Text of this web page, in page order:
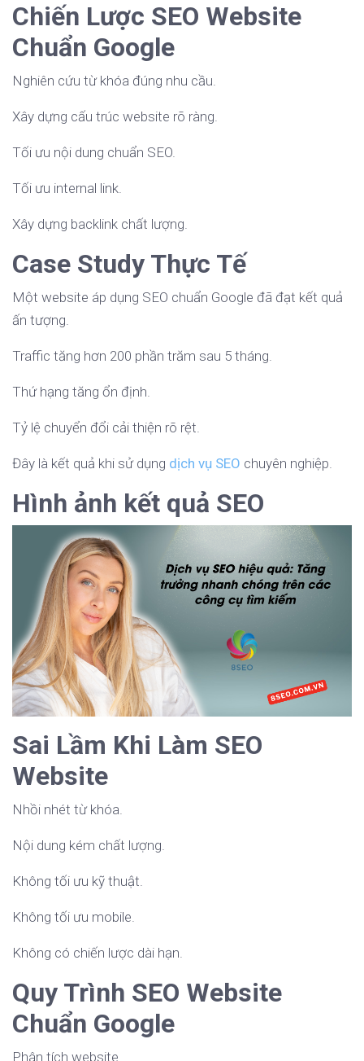
Chiến Lược SEO Website
Chuẩn Google
Nghiên cứu từ khóa đúng nhu cầu.
Xây dựng cấu trúc website rõ ràng.
Tối ưu nội dung chuẩn SEO.
Tối ưu internal link.
Xây dựng backlink chất lượng.
Case Study Thực Tế
Một website áp dụng SEO chuẩn Google đã đạt kết quả
ấn tượng.
Traffic tăng hơn 200 phần trăm sau 5 tháng.
Thứ hạng tăng ổn định.
Tỷ lệ chuyển đổi cải thiện rõ rệt.
Đây là kết quả khi sử dụng dịch vụ SEO chuyên nghiệp.
Hình ảnh kết quả SEO
Sai Lầm Khi Làm SEO
Website
Nhồi nhét từ khóa.
Nội dung kém chất lượng.
Không tối ưu kỹ thuật.
Không tối ưu mobile.
Không có chiến lược dài hạn.
Quy Trình SEO Website
Chuẩn Google
Phân tích website.